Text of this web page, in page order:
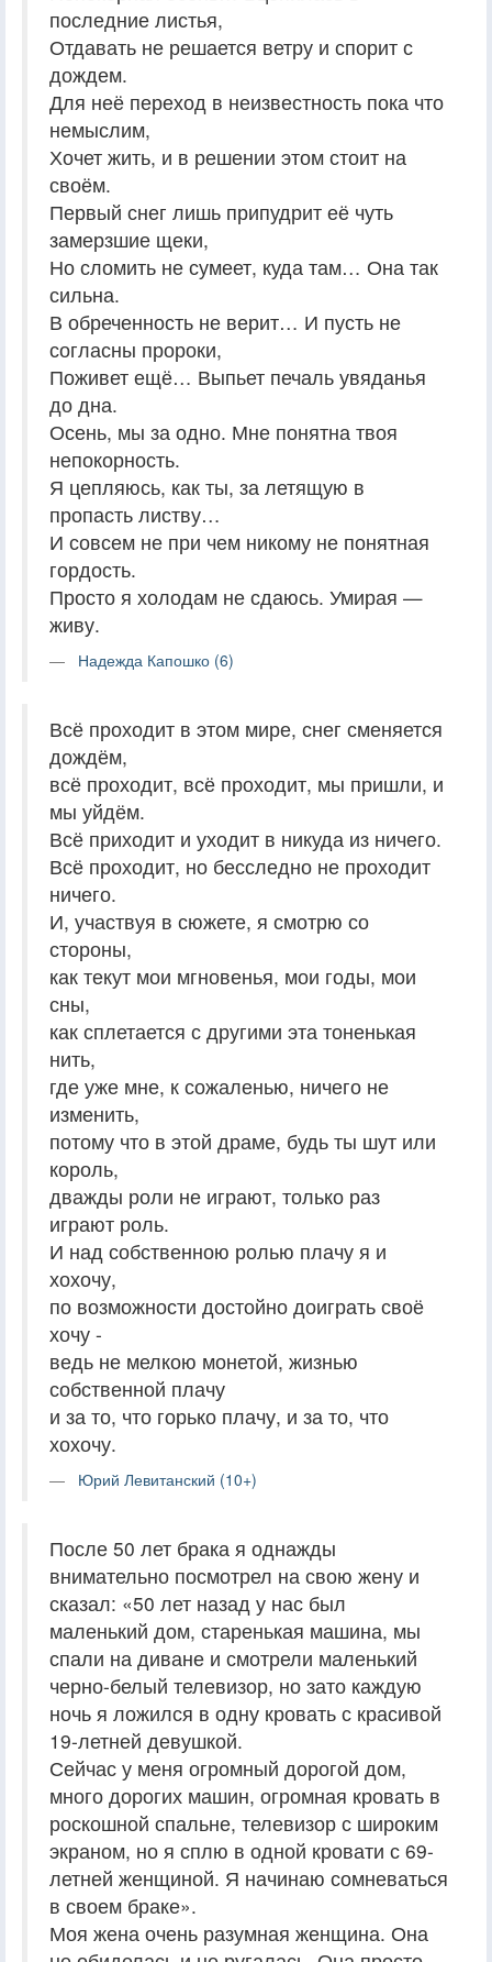
последние листья,
Отдавать не решается ветру и спорит с
дождем.
Для неё переход в неизвестность пока что
немыслим,
Хочет жить, и в решении этом стоит на
своём.
Первый снег лишь припудрит её чуть
замерзшие щеки,
Но сломить не сумеет, куда там… Она так
сильна.
В обреченность не верит… И пусть не
согласны пророки,
Поживет ещё… Выпьет печаль увяданья
до дна.
Осень, мы за одно. Мне понятна твоя
непокорность.
Я цепляюсь, как ты, за летящую в
пропасть листву…
И совсем не при чем никому не понятная
гордость.
Просто я холодам не сдаюсь. Умирая —
живу.
Надежда Капошко (6)
Всё проходит в этом мире, снег сменяется
дождём,
всё проходит, всё проходит, мы пришли, и
мы уйдём.
Всё приходит и уходит в никуда из ничего.
Всё проходит, но бесследно не проходит
ничего.
И, участвуя в сюжете, я смотрю со
стороны,
как текут мои мгновенья, мои годы, мои
сны,
как сплетается с другими эта тоненькая
нить,
где уже мне, к сожаленью, ничего не
изменить,
потому что в этой драме, будь ты шут или
король,
дважды роли не играют, только раз
играют роль.
И над собственною ролью плачу я и
хохочу,
по возможности достойно доиграть своё
хочу -
ведь не мелкою монетой, жизнью
собственной плачу
и за то, что горько плачу, и за то, что
хохочу.
Юрий Левитанский (10+)
После 50 лет брака я однажды
внимательно посмотрел на свою жену и
сказал: «50 лет назад у нас был
маленький дом, старенькая машина, мы
спали на диване и смотрели маленький
черно-белый телевизор, но зато каждую
ночь я ложился в одну кровать с красивой
19-летней девушкой.
Сейчас у меня огромный дорогой дом,
много дорогих машин, огромная кровать в
роскошной спальне, телевизор с широким
экраном, но я сплю в одной кровати с 69-
летней женщиной. Я начинаю сомневаться
в своем браке».
Моя жена очень разумная женщина. Она